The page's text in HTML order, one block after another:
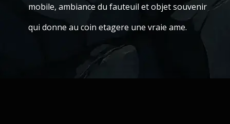
mobile, ambiance du fauteuil et objet souvenir
qui donne au coin etagere une vraie ame.